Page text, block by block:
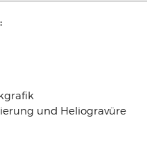
und Heliogravüre